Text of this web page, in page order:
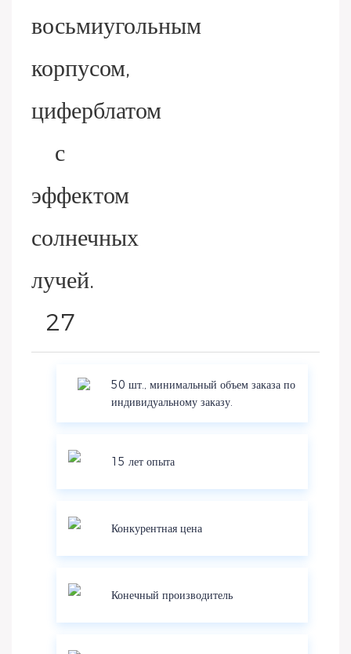
50 шт., минимальный объем заказа по
индивидуальному заказу.
15 лет опыта
Конкурентная цена
Конечный производитель